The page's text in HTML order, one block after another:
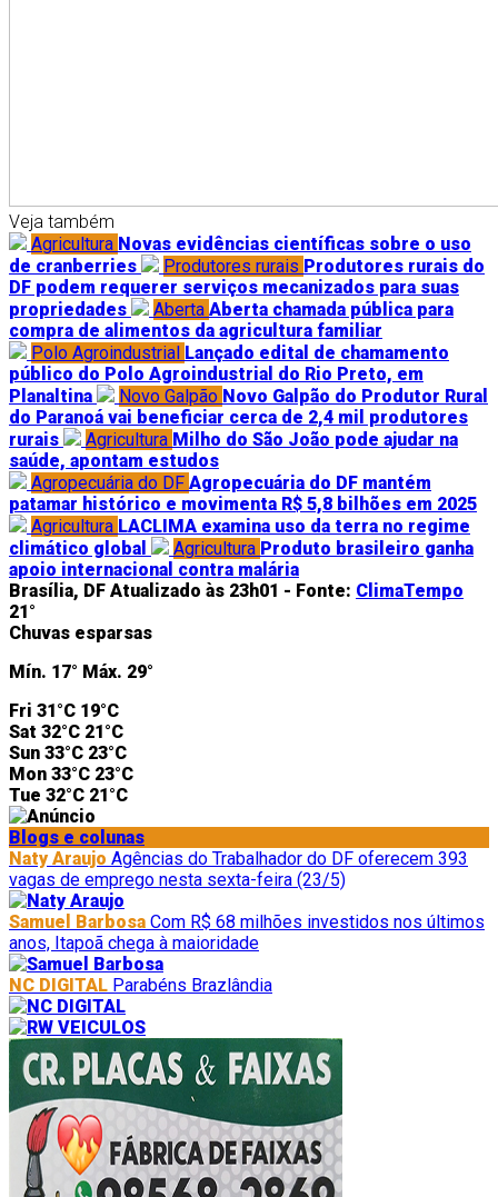
Veja também
Agricultura Novas evidências científicas sobre o uso
de cranberries
Produtores rurais Produtores rurais do
DF podem requerer serviços mecanizados para suas
propriedades
Aberta Aberta chamada pública para
compra de alimentos da agricultura familiar
Polo Agroindustrial Lançado edital de chamamento
público do Polo Agroindustrial do Rio Preto, em
Planaltina
Novo Galpão Novo Galpão do Produtor Rural
do Paranoá vai beneficiar cerca de 2,4 mil produtores
rurais
Agricultura Milho do São João pode ajudar na
saúde, apontam estudos
Agropecuária do DF Agropecuária do DF mantém
patamar histórico e movimenta R$ 5,8 bilhões em 2025
Agricultura LACLIMA examina uso da terra no regime
climático global
Agricultura Produto brasileiro ganha
apoio internacional contra malária
Brasília, DF Atualizado às 23h01 - Fonte: ClimaTempo
21°
Chuvas esparsas
Mín. 17° Máx. 29°
Fri 31°C 19°C
Sat 32°C 21°C
Sun 33°C 23°C
Mon 33°C 23°C
Tue 32°C 21°C
Blogs e colunas
Naty Araujo Agências do Trabalhador do DF oferecem 393
vagas de emprego nesta sexta-feira (23/5)
Samuel Barbosa Com R$ 68 milhões investidos nos últimos
anos, Itapoã chega à maioridade
NC DIGITAL Parabéns Brazlândia